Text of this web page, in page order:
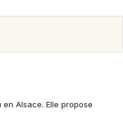
Alsace. Elle propose